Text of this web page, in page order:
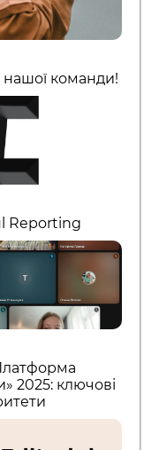
нашої команди!
Reporting
2025: ключові